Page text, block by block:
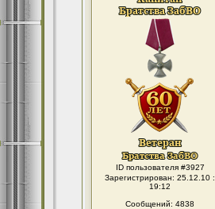
ID пользователя #3927
Зарегистрирован: 25.12.10 :
19:12
Сообщений: 4838